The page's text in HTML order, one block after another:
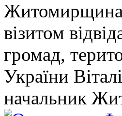
Житомирщина
візитом
громад,
України
начальник